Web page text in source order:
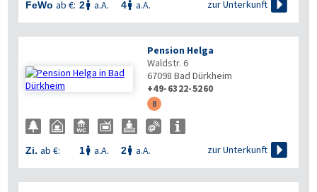
FeWo ab €: 2 a.A. 4 a.A. zur Unterkunft 
Pension Helga
Waldstr. 6
67098 Bad Dürkheim
+49-6322-5260
8
Zi. ab €: 1 a.A. 2 a.A. zur Unterkunft 